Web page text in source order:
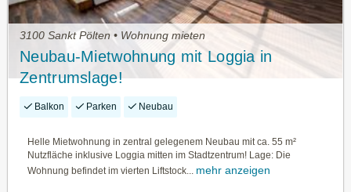
3100 Sankt Pölten • Wohnung mieten
Neubau-Mietwohnung mit Loggia in
Zentrumslage!
Balkon Parken Neubau
Helle Mietwohnung in zentral gelegenem Neubau mit ca. 55 m²
Nutzfläche inklusive Loggia mitten im Stadtzentrum! Lage: Die
Wohnung befindet im vierten Liftstock...
mehr anzeigen